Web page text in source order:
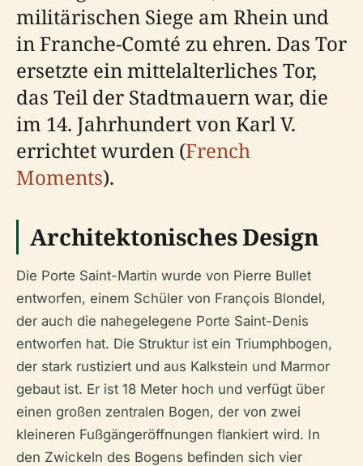
militärischen Siege am Rhein und
in Franche-Comté zu ehren. Das Tor
ersetzte ein mittelalterliches Tor,
das Teil der Stadtmauern war, die
im 14. Jahrhundert von Karl V.
errichtet wurden (French
Moments).
Architektonisches Design
Die Porte Saint-Martin wurde von Pierre Bullet
entworfen, einem Schüler von François Blondel,
der auch die nahegelegene Porte Saint-Denis
entworfen hat. Die Struktur ist ein Triumphbogen,
der stark rustiziert und aus Kalkstein und Marmor
gebaut ist. Er ist 18 Meter hoch und verfügt über
einen großen zentralen Bogen, der von zwei
kleineren Fußgängeröffnungen flankiert wird. In
den Zwickeln des Bogens befinden sich vier